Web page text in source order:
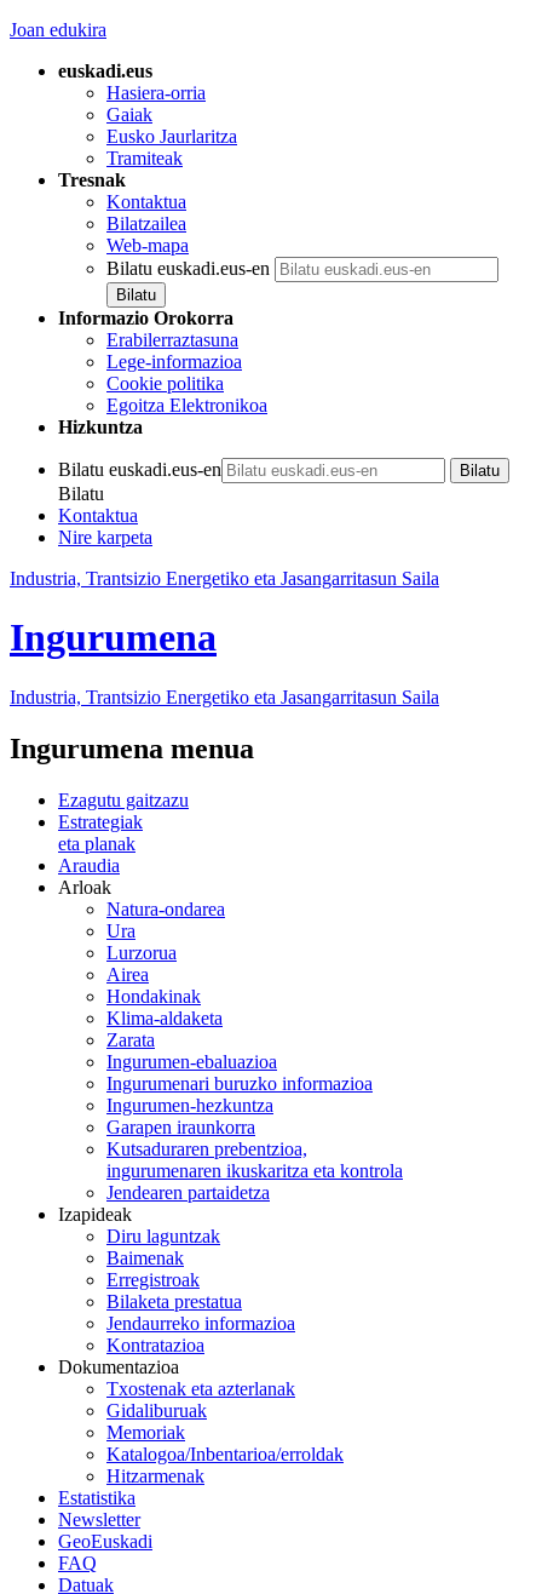
Joan edukira
euskadi.eus
Hasiera-orria
Gaiak
Eusko Jaurlaritza
Tramiteak
Tresnak
Kontaktua
Bilatzailea
Web-mapa
Bilatu euskadi.eus-en
Informazio Orokorra
Erabilerraztasuna
Lege-informazioa
Cookie politika
Egoitza Elektronikoa
Hizkuntza
Bilatu euskadi.eus-en
Bilatu
Kontaktua
Nire karpeta
Industria, Trantsizio Energetiko eta Jasangarritasun Saila
Ingurumena
Industria, Trantsizio Energetiko eta Jasangarritasun Saila
Ingurumena menua
Ezagutu gaitzazu
Estrategiak
eta planak
Araudia
Arloak
Natura-ondarea
Ura
Lurzorua
Airea
Hondakinak
Klima-aldaketa
Zarata
Ingurumen-ebaluazioa
Ingurumenari buruzko informazioa
Ingurumen-hezkuntza
Garapen iraunkorra
Kutsaduraren prebentzioa,
ingurumenaren ikuskaritza eta kontrola
Jendearen partaidetza
Izapideak
Diru laguntzak
Baimenak
Erregistroak
Bilaketa prestatua
Jendaurreko informazioa
Kontratazioa
Dokumentazioa
Txostenak eta azterlanak
Gidaliburuak
Memoriak
Katalogoa/Inbentarioa/erroldak
Hitzarmenak
Estatistika
Newsletter
GeoEuskadi
FAQ
Datuak